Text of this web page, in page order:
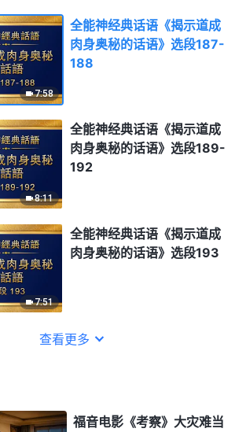
7:58
全能神经典话语《揭示道成
肉身奥秘的话语》选段187-
188
8:11
全能神经典话语《揭示道成
肉身奥秘的话语》选段189-
192
7:51
全能神经典话语《揭示道成
肉身奥秘的话语》选段193
查看更多
福音电影《考察》大灾难当